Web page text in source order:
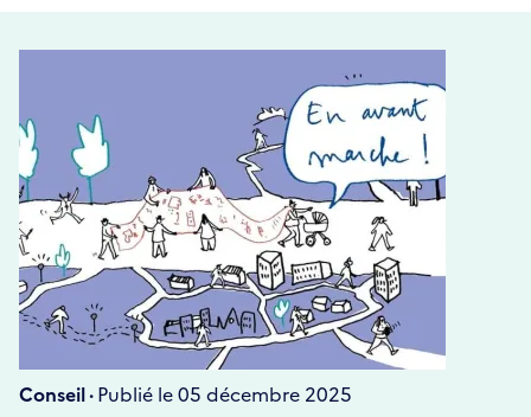
Conseil ·Publié le 05 décembre 2025